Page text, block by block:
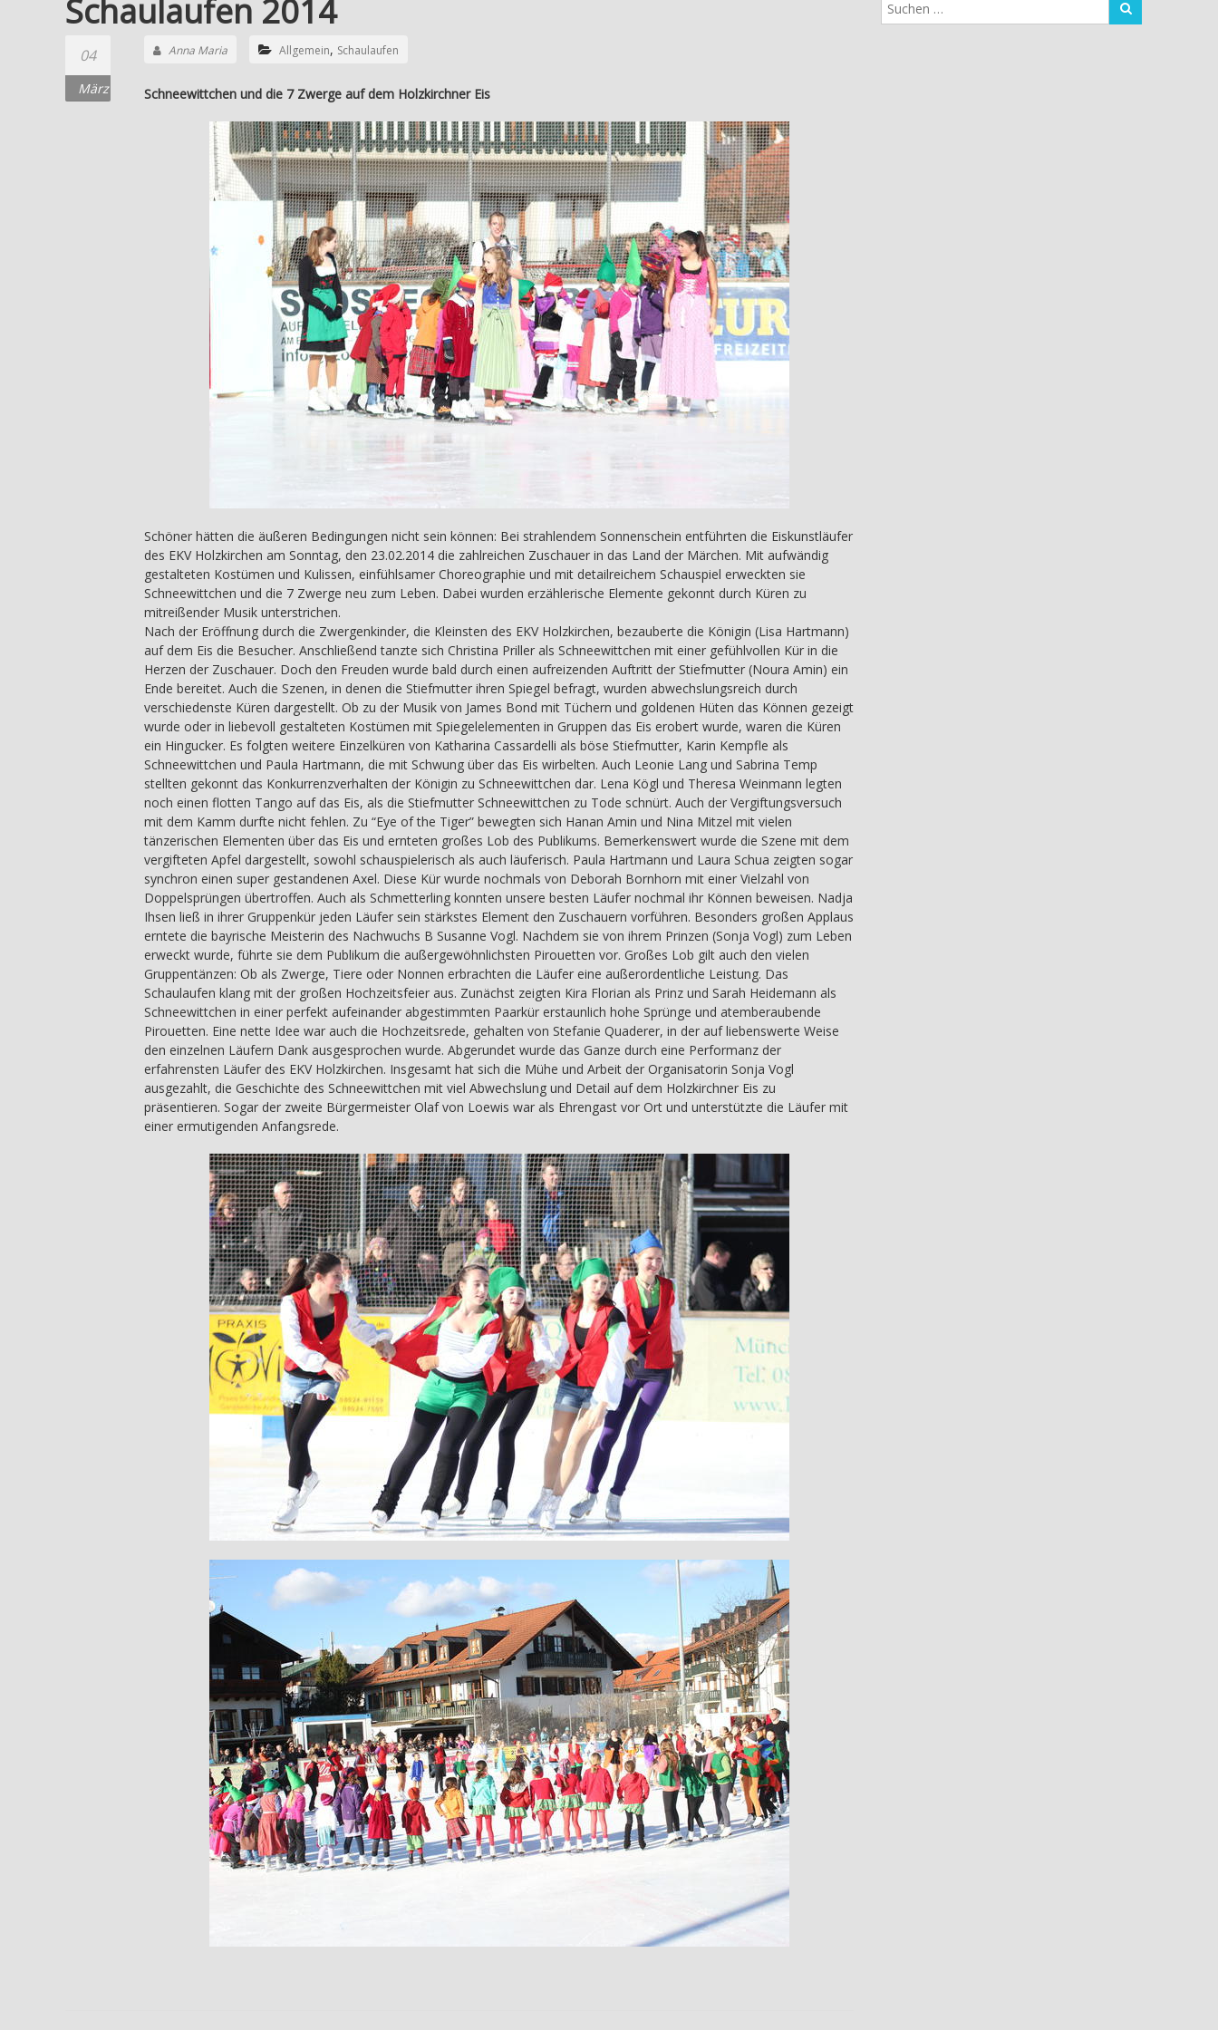
Schaulaufen 2014
04
März
Anna Maria Allgemein, Schaulaufen
Schneewittchen und die 7 Zwerge auf dem Holzkirchner Eis
Schöner hätten die äußeren Bedingungen nicht sein können: Bei strahlendem Sonnenschein entführten die Eiskunstläufer
des EKV Holzkirchen am Sonntag, den 23.02.2014 die zahlreichen Zuschauer in das Land der Märchen. Mit aufwändig
gestalteten Kostümen und Kulissen, einfühlsamer Choreographie und mit detailreichem Schauspiel erweckten sie
Schneewittchen und die 7 Zwerge neu zum Leben. Dabei wurden erzählerische Elemente gekonnt durch Küren zu
mitreißender Musik unterstrichen.
Nach der Eröffnung durch die Zwergenkinder, die Kleinsten des EKV Holzkirchen, bezauberte die Königin (Lisa Hartmann)
auf dem Eis die Besucher. Anschließend tanzte sich Christina Priller als Schneewittchen mit einer gefühlvollen Kür in die
Herzen der Zuschauer. Doch den Freuden wurde bald durch einen aufreizenden Auftritt der Stiefmutter (Noura Amin) ein
Ende bereitet. Auch die Szenen, in denen die Stiefmutter ihren Spiegel befragt, wurden abwechslungsreich durch
verschiedenste Küren dargestellt. Ob zu der Musik von James Bond mit Tüchern und goldenen Hüten das Können gezeigt
wurde oder in liebevoll gestalteten Kostümen mit Spiegelelementen in Gruppen das Eis erobert wurde, waren die Küren
ein Hingucker. Es folgten weitere Einzelküren von Katharina Cassardelli als böse Stiefmutter, Karin Kempfle als
Schneewittchen und Paula Hartmann, die mit Schwung über das Eis wirbelten. Auch Leonie Lang und Sabrina Temp
stellten gekonnt das Konkurrenzverhalten der Königin zu Schneewittchen dar. Lena Kögl und Theresa Weinmann legten
noch einen flotten Tango auf das Eis, als die Stiefmutter Schneewittchen zu Tode schnürt. Auch der Vergiftungsversuch
mit dem Kamm durfte nicht fehlen. Zu “Eye of the Tiger” bewegten sich Hanan Amin und Nina Mitzel mit vielen
tänzerischen Elementen über das Eis und ernteten großes Lob des Publikums. Bemerkenswert wurde die Szene mit dem
vergifteten Apfel dargestellt, sowohl schauspielerisch als auch läuferisch. Paula Hartmann und Laura Schua zeigten sogar
synchron einen super gestandenen Axel. Diese Kür wurde nochmals von Deborah Bornhorn mit einer Vielzahl von
Doppelsprüngen übertroffen. Auch als Schmetterling konnten unsere besten Läufer nochmal ihr Können beweisen. Nadja
Ihsen ließ in ihrer Gruppenkür jeden Läufer sein stärkstes Element den Zuschauern vorführen. Besonders großen Applaus
erntete die bayrische Meisterin des Nachwuchs B Susanne Vogl. Nachdem sie von ihrem Prinzen (Sonja Vogl) zum Leben
erweckt wurde, führte sie dem Publikum die außergewöhnlichsten Pirouetten vor. Großes Lob gilt auch den vielen
Gruppentänzen: Ob als Zwerge, Tiere oder Nonnen erbrachten die Läufer eine außerordentliche Leistung. Das
Schaulaufen klang mit der großen Hochzeitsfeier aus. Zunächst zeigten Kira Florian als Prinz und Sarah Heidemann als
Schneewittchen in einer perfekt aufeinander abgestimmten Paarkür erstaunlich hohe Sprünge und atemberaubende
Pirouetten. Eine nette Idee war auch die Hochzeitsrede, gehalten von Stefanie Quaderer, in der auf liebenswerte Weise
den einzelnen Läufern Dank ausgesprochen wurde. Abgerundet wurde das Ganze durch eine Performanz der
erfahrensten Läufer des EKV Holzkirchen. Insgesamt hat sich die Mühe und Arbeit der Organisatorin Sonja Vogl
ausgezahlt, die Geschichte des Schneewittchen mit viel Abwechslung und Detail auf dem Holzkirchner Eis zu
präsentieren. Sogar der zweite Bürgermeister Olaf von Loewis war als Ehrengast vor Ort und unterstützte die Läufer mit
einer ermutigenden Anfangsrede.